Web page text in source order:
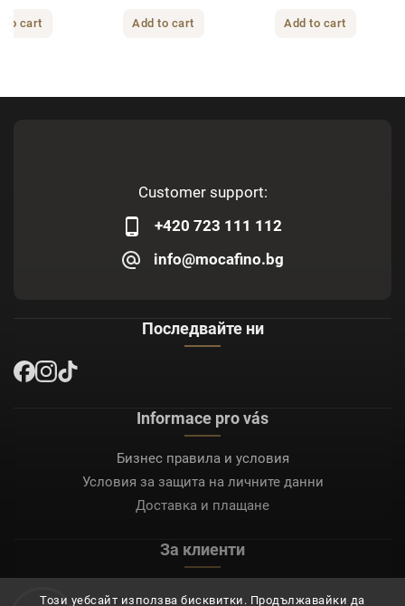
Този уебсайт използва бисквитки. Продължавайки да
to cart Add to cart Add to cart
Customer support:
+420 723 111 112
info@mocafino.bg
Последвайте ни
Informace pro vás
Бизнес правила и условия
Условия за защита на личните данни
Доставка и плащане
За клиенти